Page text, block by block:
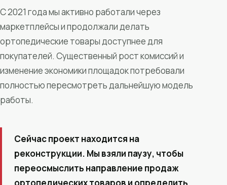
С 2021 года мы активно работали через
маркетплейсы и продолжали делать
ортопедические товары доступнее для
покупателей. Существенный рост комиссий и
изменение экономики площадок потребовали
полностью пересмотреть дальнейшую модель
работы.
Сейчас проект находится на
реконструкции. Мы взяли паузу, чтобы
переосмыслить направление продаж